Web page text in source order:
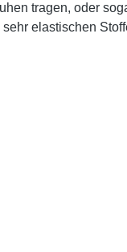
tragen, oder
elastischen